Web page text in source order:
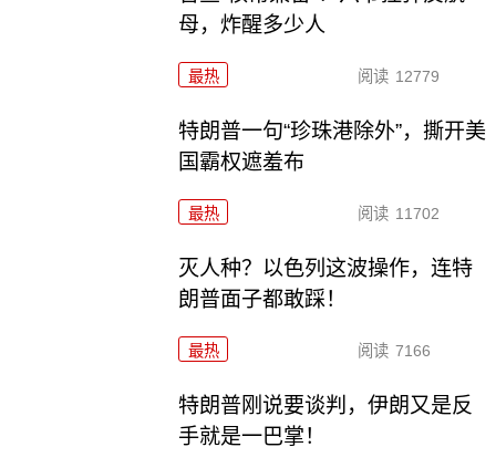
母，炸醒多少人
最热 阅读 12779
特朗普一句“珍珠港除外”，撕开美
国霸权遮羞布
最热 阅读 11702
灭人种？以色列这波操作，连特
朗普面子都敢踩！
最热 阅读 7166
特朗普刚说要谈判，伊朗又是反
手就是一巴掌！